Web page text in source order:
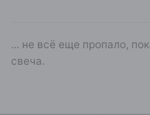
... не всё еще пропало,
свеча.